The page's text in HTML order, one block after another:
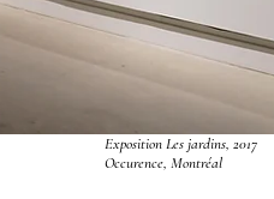
Exposition Les jardins, 2017
Occurence, Montréal